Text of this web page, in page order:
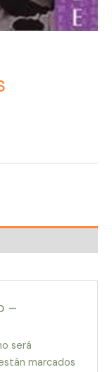
–
será
marcados